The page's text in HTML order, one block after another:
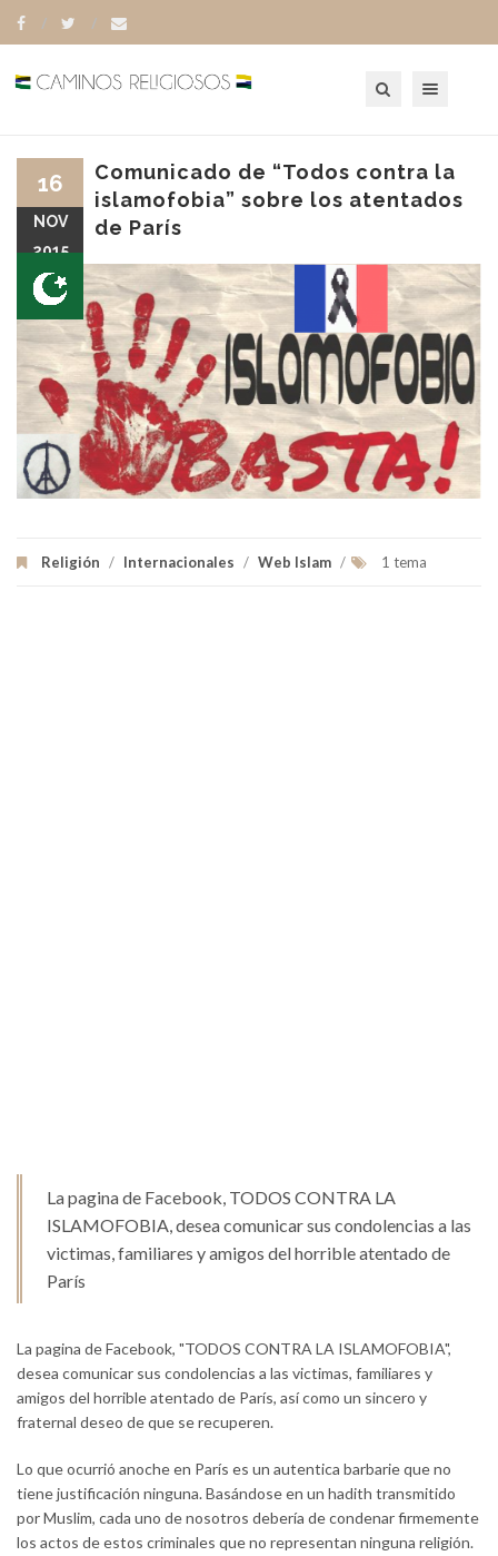
Comunicado de “Todos contra la
islamofobia” sobre los atentados
de París
Religión / Internacionales / Web Islam / 1 tema
16
NOV
2015
La pagina de Facebook, TODOS CONTRA LA
ISLAMOFOBIA, desea comunicar sus condolencias a las
victimas, familiares y amigos del horrible atentado de
París
La pagina de Facebook, "TODOS CONTRA LA ISLAMOFOBIA",
desea comunicar sus condolencias a las victimas, familiares y
amigos del horrible atentado de París, así como un sincero y
fraternal deseo de que se recuperen.
Lo que ocurrió anoche en París es un autentica barbarie que no
tiene justificación ninguna. Basándose en un hadith transmitido
por Muslim, cada uno de nosotros debería de condenar firmemente
los actos de estos criminales que no representan ninguna religión.